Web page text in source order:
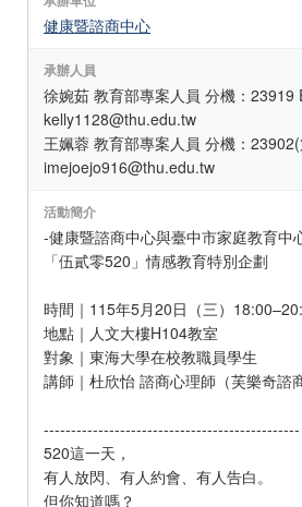
健康暨諮商中心
承辦人員
徐婉茹 教育部專案人員 分機：23919
kelly1128@thu.edu.tw
王姵蓉 教育部專案人員 分機：
imejoejo916@thu.edu.tw
活動簡介
-健康暨諮商中心與臺中市家庭教育中
「伍貳零520」情感教育特別企劃
時間｜115年5月20日（三）
地點｜人文大樓H104教室
對象｜東海大學在校教職員學生
講師｜杜欣怡 諮商心理師（芙樂奇諮
-----------------------------------------------
520這一天，
有人放閃、有人約會、有人告白。
但你知道嗎？